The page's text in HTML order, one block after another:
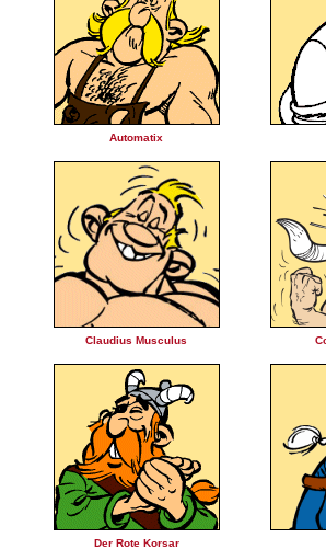
Automatix
Claudius Musculus
Der Rote Korsar